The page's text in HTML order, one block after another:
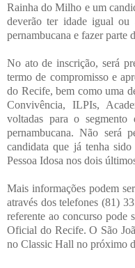
Rainha do Milho e um
deverão ter idade igual
pernambucana e fazer parte
No ato de inscrição, será
termo de compromisso e
do Recife, bem como uma
Convivência, ILPIs,
voltadas para o segmento
pernambucana. Não será
candidata que já tenha
Pessoa Idosa nos dois
Mais informações podem
através dos telefones (81)
referente ao concurso pode
Oficial do Recife. O São
no Classic Hall no próximo